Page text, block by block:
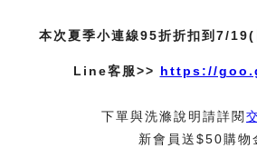
本次夏季小連線95折折扣到7/
Line客服>> https://
下單與洗滌說明請詳閱
新會員送$50購物